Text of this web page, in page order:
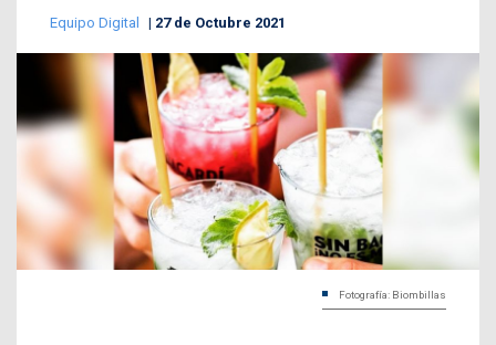
Equipo Digital 27 de Octubre 2021
Fotografía: Biombillas